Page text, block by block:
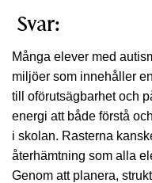
Svar:
Många elever med
miljöer som innehåller
till oförutsägbarhet och
energi att både förstå
i skolan. Rasterna
återhämtning som alla
Genom att planera,